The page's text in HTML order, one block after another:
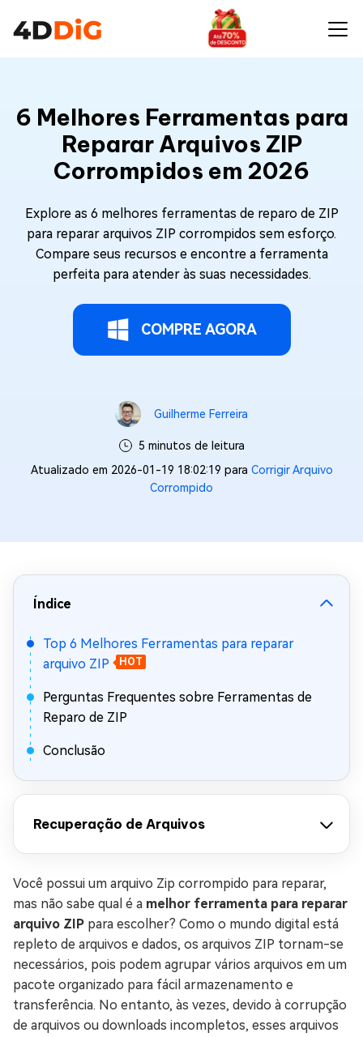
6 Melhores Ferramentas para
Reparar Arquivos ZIP
Corrompidos em 2026
Explore as 6 melhores ferramentas de reparo de ZIP
para reparar arquivos ZIP corrompidos sem esforço.
Compare seus recursos e encontre a ferramenta
perfeita para atender às suas necessidades.
COMPRE AGORA
Guilherme Ferreira
5 minutos de leitura
Atualizado em 2026-01-19 18:02:19 para Corrigir Arquivo
Corrompido
Índice
Top 6 Melhores Ferramentas para reparar
arquivo ZIP
HOT
Perguntas Frequentes sobre Ferramentas de
Reparo de ZIP
Conclusão
Recuperação de Arquivos
Você possui um arquivo Zip corrompido para reparar,
mas não sabe qual é a melhor ferramenta para reparar
arquivo ZIP para escolher? Como o mundo digital está
repleto de arquivos e dados, os arquivos ZIP tornam-se
necessários, pois podem agrupar vários arquivos em um
pacote organizado para fácil armazenamento e
transferência. No entanto, às vezes, devido à corrupção
de arquivos ou downloads incompletos, esses arquivos